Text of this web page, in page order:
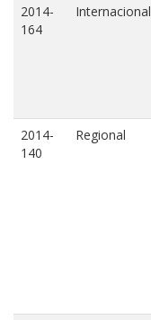
2014-
164
Internacional
2014-
140
Regional